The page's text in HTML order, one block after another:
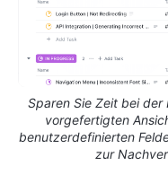
Sparen Sie Zeit bei
vorgefertigten
benutzerdefinierten
zur